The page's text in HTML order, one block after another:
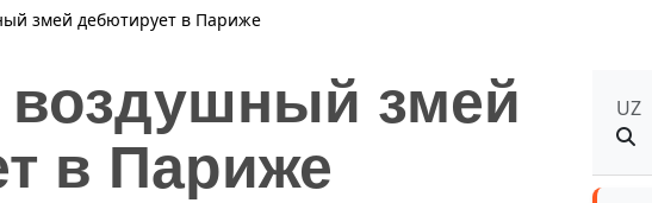
змей дебютирует в Париже
воздушный змей
в Париже
UZ